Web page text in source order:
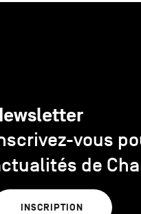
vous
de
INSCRIPTION